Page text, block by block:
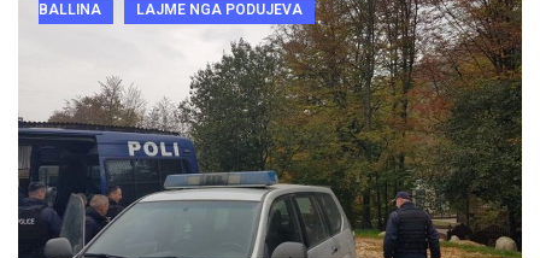
BALLINA LAJME NGA PODUJEVA